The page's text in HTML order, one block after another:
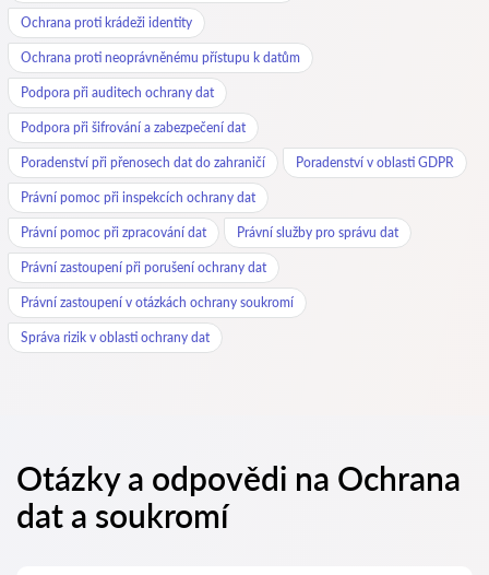
Ochrana proti krádeži identity
Ochrana proti neoprávněnému přístupu k datům
Podpora při auditech ochrany dat
Podpora při šifrování a zabezpečení dat
Poradenství při přenosech dat do zahraničí Poradenství v oblasti GDPR
Právní pomoc při inspekcích ochrany dat
Právní pomoc při zpracování dat Právní služby pro správu dat
Právní zastoupení při porušení ochrany dat
Právní zastoupení v otázkách ochrany soukromí
Správa rizik v oblasti ochrany dat
Otázky a odpovědi na Ochrana
dat a soukromí